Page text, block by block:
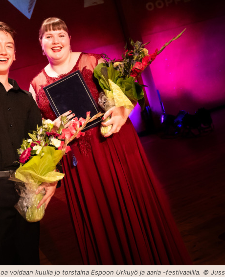
voidaan kuulla jo torstaina Espoon Urkuyö ja aaria -festivaalilla. ©